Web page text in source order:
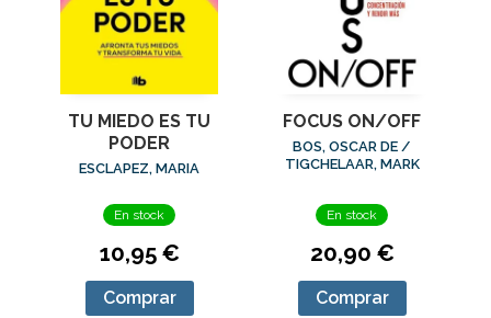
TU MIEDO ES TU
PODER
ESCLAPEZ, MARIA
En stock
10,95 €
Comprar
FOCUS ON/OFF
BOS, OSCAR DE /
TIGCHELAAR, MARK
En stock
20,90 €
Comprar